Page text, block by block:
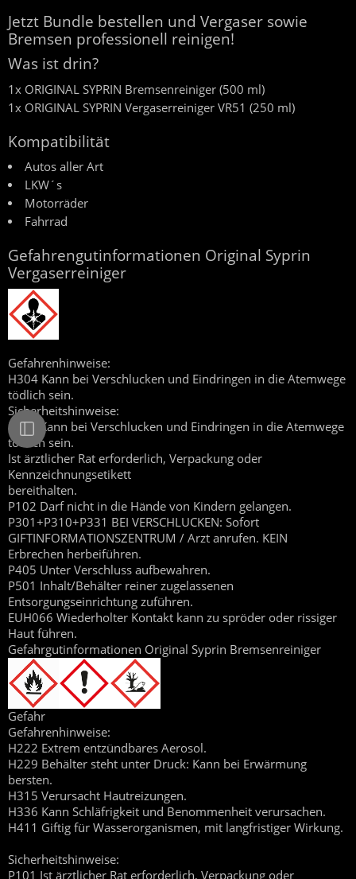
Jetzt Bundle bestellen und Vergaser sowie
Bremsen professionell reinigen!
Was ist drin?
1x ORIGINAL SYPRIN Bremsenreiniger (500 ml)
1x ORIGINAL SYPRIN Vergaserreiniger VR51 (250 ml)
Kompatibilität
Autos aller Art
LKW´s
Motorräder
Fahrrad
Gefahrengutinformationen Original Syprin
Vergaserreiniger
Gefahrenhinweise:
H304 Kann bei Verschlucken und Eindringen in die Atemwege
tödlich sein.
Sicherheitshinweise:
P101 Kann bei Verschlucken und Eindringen in die Atemwege
tödlich sein.
Ist ärztlicher Rat erforderlich, Verpackung oder
Kennzeichnungsetikett
bereithalten.
P102 Darf nicht in die Hände von Kindern gelangen.
P301+P310+P331 BEI VERSCHLUCKEN: Sofort
GIFTINFORMATIONSZENTRUM / Arzt anrufen. KEIN
Erbrechen herbeiführen.
P405 Unter Verschluss aufbewahren.
P501 Inhalt/Behälter reiner zugelassenen
Entsorgungseinrichtung zuführen.
EUH066 Wiederholter Kontakt kann zu spröder oder rissiger
Haut führen.
Gefahrgutinformationen Original Syprin Bremsenreiniger
Gefahr
Gefahrenhinweise:
H222 Extrem entzündbares Aerosol.
H229 Behälter steht unter Druck: Kann bei Erwärmung
bersten.
H315 Verursacht Hautreizungen.
H336 Kann Schläfrigkeit und Benommenheit verursachen.
H411 Giftig für Wasserorganismen, mit langfristiger Wirkung.
Sicherheitshinweise:
P101 Ist ärztlicher Rat erforderlich, Verpackung oder